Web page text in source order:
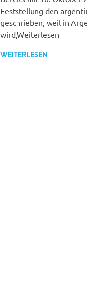
Feststellung den
geschrieben, weil in
wird,Weiterlesen
WEITERLESEN